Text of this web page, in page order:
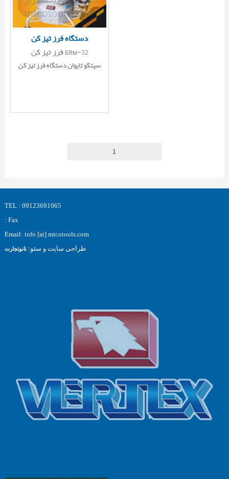
دستگاه فرز تیز کن
فرز تیز کن ERM-32
سیتکو تایوان دستگاه فرز تیز کن
1
TEL : 09123691065
Fax :
Email: info [at] mtcotools.com
طراحی سایت و سئو:نانوتجارت